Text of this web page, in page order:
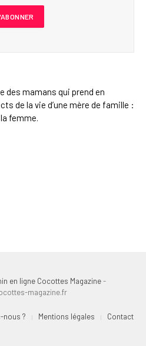
des mamans qui prend en
de la vie d’une mère de famille :
femme.
en ligne Cocottes Magazine-
magazine.fr
nous ? Mentions légales Contact